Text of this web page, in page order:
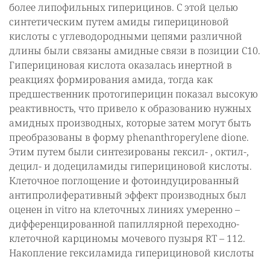
более липофильных гиперицинов. С этой целью
синтетическим путем амиды гиперициновой
кислоты с углеводородными цепями различной
длины были связаны амидные связи в позиции С10.
Гиперициновая кислота оказалась инертной в
реакциях формирования амида, тогда как
предшественник протогиперицин показал высокую
реактивность, что привело к образованию нужных
амидных производных, которые затем могут быть
преобразованы в форму phenanthroperylene dione.
Этим путем были синтезированы гексил- , октил-,
децил- и додециламиды гиперициновой кислоты.
Клеточное поглощение и фотоиндуцированный
антипролиферативный эффект производных был
оценен in vitro на клеточных линиях умеренно –
дифференцированной папиллярной переходно-
клеточной карциномы мочевого пузыря RT – 112.
Накопление гексиламида гиперициновой кислоты